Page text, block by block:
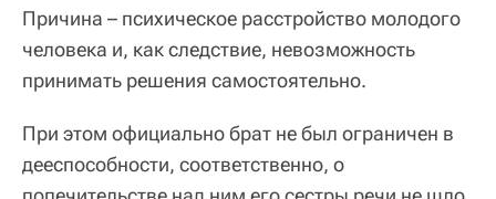
Причина – психическое расстройство молодого
человека и, как следствие, невозможность
принимать решения самостоятельно.
При этом официально брат не был ограничен в
дееспособности, соответственно, о